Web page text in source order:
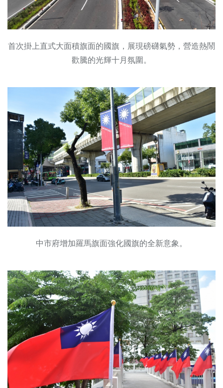
首次掛上直式大面積旗面的國旗，展現磅礴氣勢，營造熱鬧
歡騰的光輝十月氛圍。
中市府增加羅馬旗面強化國旗的全新意象。